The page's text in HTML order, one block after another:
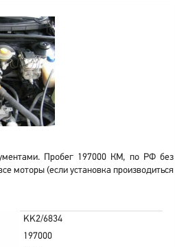
Пробег 197000 КМ, по РФ без
моторы (если установка производиться
KK2/6834
197000